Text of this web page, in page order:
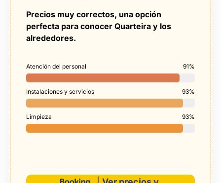
Precios muy correctos, una opción
perfecta para conocer Quarteira y los
alrededores.
Atención del personal 91%
Instalaciones y servicios 93%
Limpieza 93%